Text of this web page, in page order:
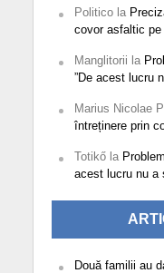
Politicola
covor asfaltic pe
Manglitorii la
”De acest lucru
Marius Nicolae
întreținere prin
Totikőla
acest lucru nu a
Două familii au